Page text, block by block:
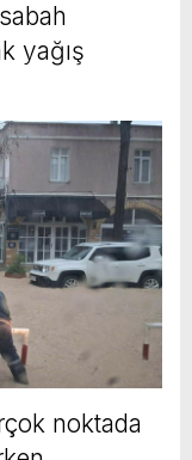
yağış
noktada